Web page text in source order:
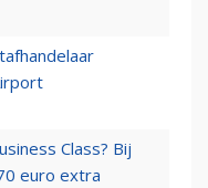
Class? Bij
euro extra